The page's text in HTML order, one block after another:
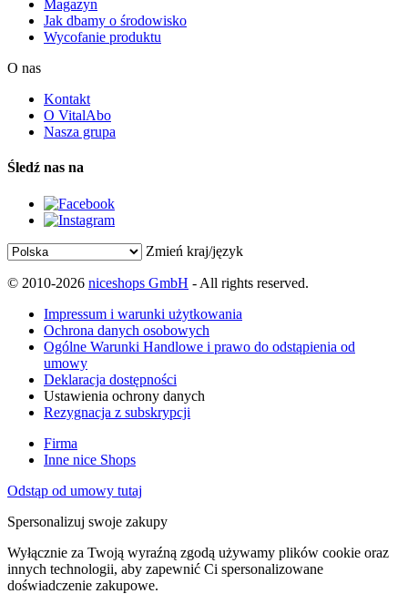
Magazyn
Jak dbamy o środowisko
Wycofanie produktu
O nas
Kontakt
O VitalAbo
Nasza grupa
Śledź nas na
Zmień kraj/język
© 2010-2026 niceshops GmbH - All rights reserved.
Impressum i warunki użytkowania
Ochrona danych osobowych
Ogólne Warunki Handlowe i prawo do odstąpienia od
umowy
Deklaracja dostępności
Ustawienia ochrony danych
Rezygnacja z subskrypcji
Firma
Inne nice Shops
Odstąp od umowy tutaj
Spersonalizuj swoje zakupy
Wyłącznie za Twoją wyraźną zgodą używamy plików cookie oraz
innych technologii, aby zapewnić Ci spersonalizowane
doświadczenie zakupowe.